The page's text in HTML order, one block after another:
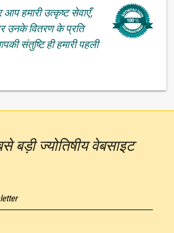
हमारी उत्कृष्ट सेवाएँ,
उनके वितरण के प्रति
संतुष्टि ही हमारी पहली
बड़ी ज्योतिषीय वेबसाइट